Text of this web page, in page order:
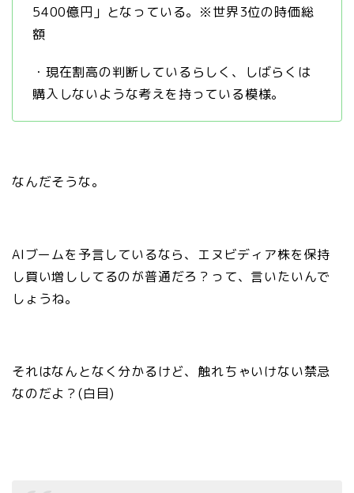
5400億円」となっている。※世界3位の時価総
額
・現在割高の判断しているらしく、しばらくは
購入しないような考えを持っている模様。
なんだそうな。
AIブームを予言しているなら、エヌビディア株を保持
し買い増ししてるのが普通だろ？って、言いたいんで
しょうね。
それはなんとなく分かるけど、触れちゃいけない禁忌
なのだよ？(白目)